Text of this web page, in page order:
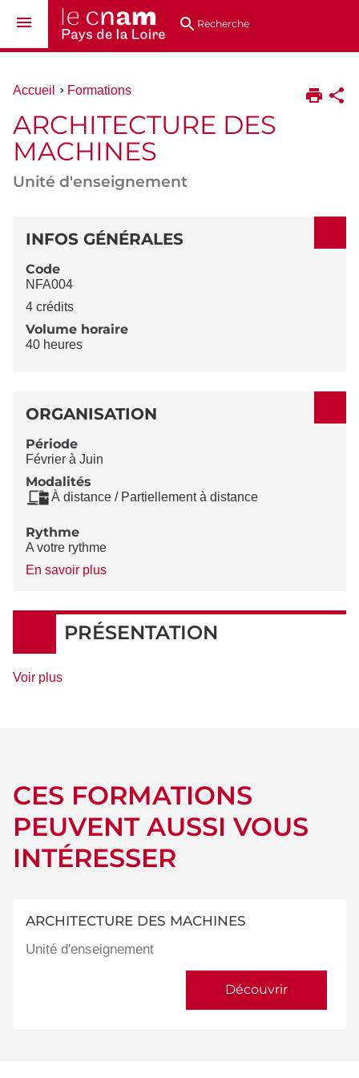
au
directsRecherche
Vous
ici :
Accueil Formations
ARCHITECTURE DES
MACHINES
Unité d'enseignement
DÉTAILS
INFOS GÉNÉRALES
Code
NFA004
4 crédits
Volume horaire
40 heures
ORGANISATION
Période
Février à Juin
Modalités
À distance / Partiellement à distance
Rythme
A votre rythme
En savoir plusà
Rythme
PRÉSENTATION
Voir plusde
CES FORMATIONS
PEUVENT AUSSI VOUS
INTÉRESSER
ARCHITECTURE DES MACHINES
Unité d'enseignement
Découvrir